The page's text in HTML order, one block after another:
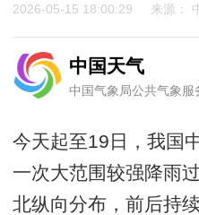
2026-05-15 18:00:29 来源：
中国天气
中国气象局公共气象服
今天起至19日，我国
一次大范围较强降雨
北纵向分布，前后持